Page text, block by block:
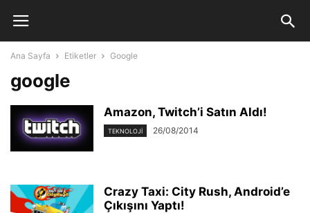
Ana Sayfa Etiketler Google
google
Amazon, Twitch’i Satın Aldı!
TEKNOLOJI 26/08/2014
Crazy Taxi: City Rush, Android’e
Çıkışını Yaptı!